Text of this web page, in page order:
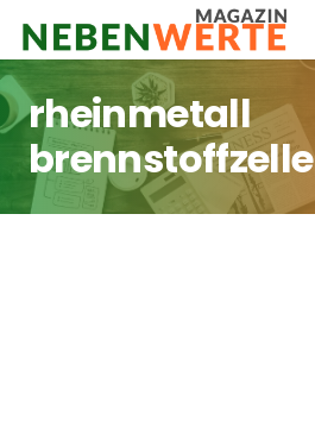
rheinmetall
brennstoffzelle